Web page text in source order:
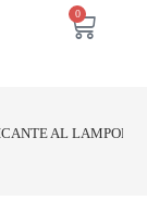
0
AL LAMPONE